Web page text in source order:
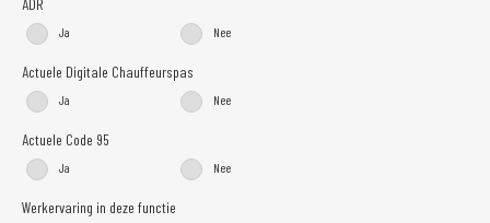
Ja Nee
Actuele Digitale Chauffeurspas
Ja Nee
Actuele Code 95
Ja Nee
Werkervaring in deze functie